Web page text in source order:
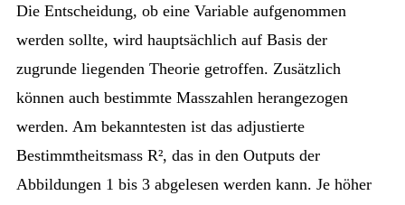
Die Entscheidung, ob eine Variable aufgenommen
werden sollte, wird hauptsächlich auf Basis der
zugrunde liegenden Theorie getroffen. Zusätzlich
können auch bestimmte Masszahlen herangezogen
werden. Am bekanntesten ist das adjustierte
Bestimmtheitsmass R², das in den Outputs der
Abbildungen 1 bis 3 abgelesen werden kann. Je höher